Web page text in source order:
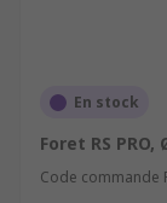
En stock
Foret RS
Code commande